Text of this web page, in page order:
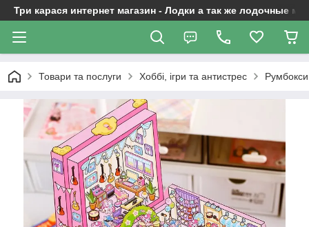
Три карася интернет магазин - Лодки а так же лодочные
Товари та послуги Хоббі, ігри та антистрес